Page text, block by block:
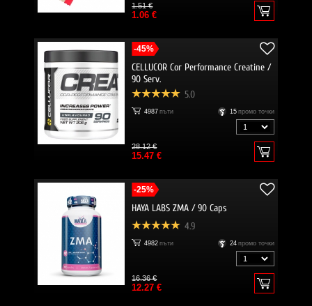
1.51 €
1.06 €
-45%
CELLUCOR Cor Performance Creatine /
90 Serv.
5.0
4987 пъти 15 промо точки
28.12 €
15.47 €
-25%
HAYA LABS ZMA / 90 Caps
4.9
4982 пъти 24 промо точки
16.36 €
12.27 €